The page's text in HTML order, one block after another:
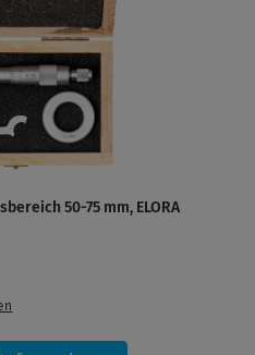
50-75 mm, ELORA